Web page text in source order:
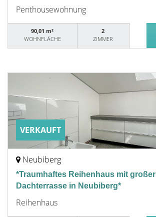
Penthousewohnung
90,01 m²
WOHNFLÄCHE
2
ZIMMER
VERKAUFT
Neubiberg
*Traumhaftes Reihenhaus mit großer
Dachterrasse in Neubiberg*
Reihenhaus